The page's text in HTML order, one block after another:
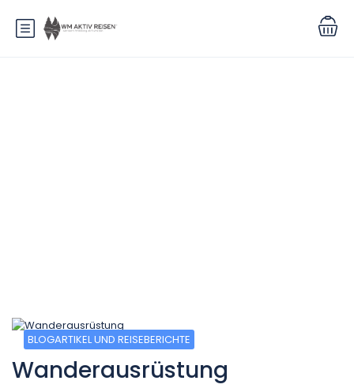
BLOGARTIKEL UND REISEBERICHTE
Wanderausrüstung